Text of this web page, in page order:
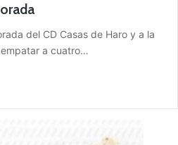
del CD Casas de Haro y a la
a cuatro…